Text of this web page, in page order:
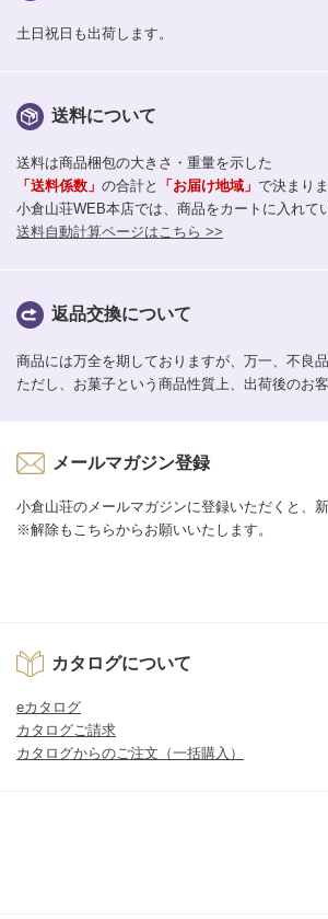
土日祝日も出荷します。
送料について
送料は商品梱包の大きさ・重量を示した
「送料係数」 の合計と 「お届け地域」 で決まりま
小倉山荘WEB本店では、商品をカートに入れて
送料自動計算ページはこちら >>
返品交換について
商品には万全を期しておりますが、万一、不良
ただし、お菓子という商品性質上、出荷後のお
メールマガジン登録
小倉山荘のメールマガジンに登録いただくと、
※解除もこちらからお願いいたします。
カタログについて
eカタログ
カタログご請求
カタログからのご注文（一括購入）